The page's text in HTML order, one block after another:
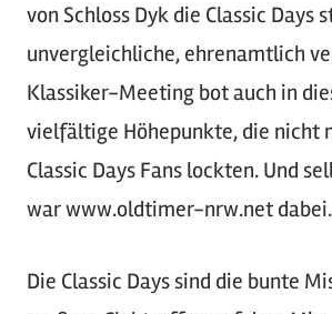
von Schloss Dyk die Classic Days
unvergleichliche, ehrenamtlich
Klassiker-Meeting bot auch in
vielfältige Höhepunkte, die nicht
Classic Days Fans lockten. Und
war www.oldtimer-nrw.net dabei.
Die Classic Days sind die bunte